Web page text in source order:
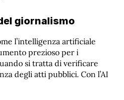
giornalismo
l’intelligenza artificiale
prezioso per i
si tratta di verificare
degli atti pubblici. Con l’AI